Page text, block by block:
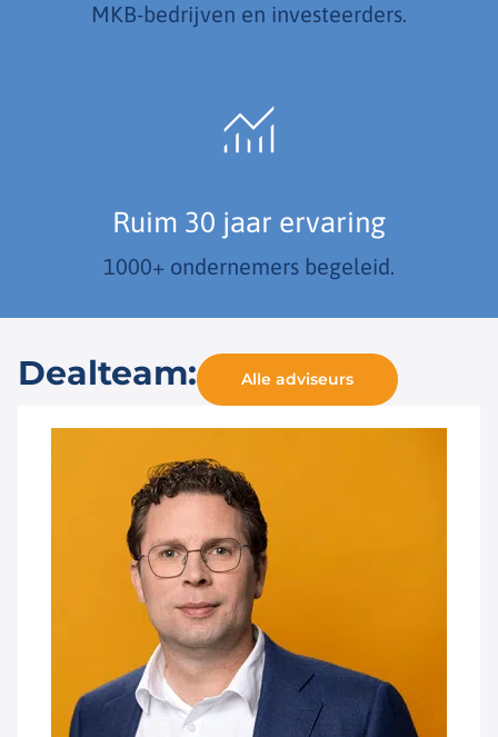
MKB-bedrijven en investeerders.
Ruim 30 jaar ervaring
1000+ ondernemers begeleid.
Dealteam: Alle adviseurs